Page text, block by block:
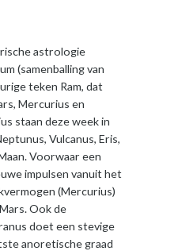
astrologie
(samenballing van
teken Ram, dat
Mercurius en
staan deze week in
Vulcanus, Eris,
Voorwaar een
impulsen vanuit het
(Mercurius)
Ook de
doet een stevige
anoretische graad